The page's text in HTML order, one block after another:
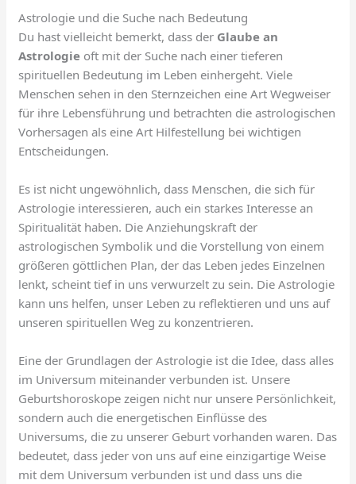
Astrologie und die Suche nach Bedeutung
Du hast vielleicht bemerkt, dass der Glaube an
Astrologie oft mit der Suche nach einer tieferen
spirituellen Bedeutung im Leben einhergeht. Viele
Menschen sehen in den Sternzeichen eine Art Wegweiser
für ihre Lebensführung und betrachten die astrologischen
Vorhersagen als eine Art Hilfestellung bei wichtigen
Entscheidungen.
Es ist nicht ungewöhnlich, dass Menschen, die sich für
Astrologie interessieren, auch ein starkes Interesse an
Spiritualität haben. Die Anziehungskraft der
astrologischen Symbolik und die Vorstellung von einem
größeren göttlichen Plan, der das Leben jedes Einzelnen
lenkt, scheint tief in uns verwurzelt zu sein. Die Astrologie
kann uns helfen, unser Leben zu reflektieren und uns auf
unseren spirituellen Weg zu konzentrieren.
Eine der Grundlagen der Astrologie ist die Idee, dass alles
im Universum miteinander verbunden ist. Unsere
Geburtshoroskope zeigen nicht nur unsere Persönlichkeit,
sondern auch die energetischen Einflüsse des
Universums, die zu unserer Geburt vorhanden waren. Das
bedeutet, dass jeder von uns auf eine einzigartige Weise
mit dem Universum verbunden ist und dass uns die